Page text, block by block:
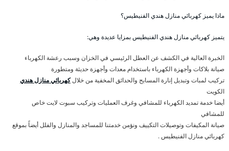
ماذا يميز كهربائي منازل هندي الفنيطيس؟
يتميز كهربائي منازل هندي الفنيطيس بمزايا عديدة وهي:
الخبرة العالية في الكشف عن العطل الرئيسي في الخزان وسبب رعشة الكهرباء
صيانة بلاكات وأجهزة الكهرباء باستخدام معدات وأجهزة حديثة ومتطورة
تركيب لمبات وتبديل إنارة المسابح والحدائق المخفية من خلالكهربائي منازل هندي
الكويت
أيضا خدمة تمديد الكهرباء للمشافي وغرف العمليات وتركيب سبوت لايت خاص
للمشافي
صيانة المكيفات وتوصيلات التكييف ونؤمن خدمتنا للمساجد والمنازل والفلل أيضاً بموقع
كهربائي منازل الفنيطيس .